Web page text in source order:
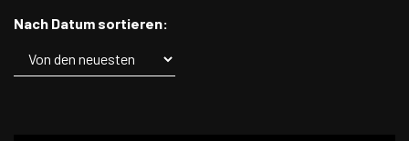
Nach Datum sortieren: